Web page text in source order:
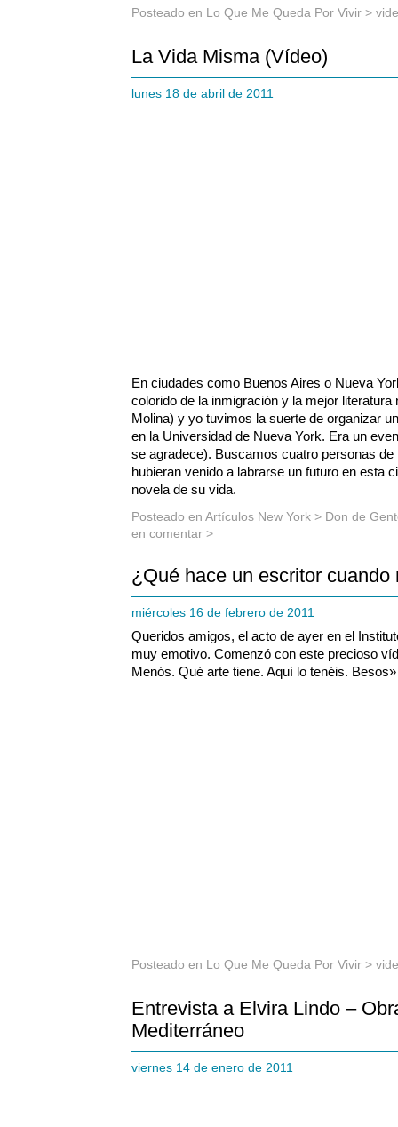
Posteado en Lo Que Me Queda Por Vivir >
La Vida Misma (Vídeo)
lunes 18 de abril de 2011
En ciudades como Buenos Aires o Nueva
colorido de la inmigración y la mejor literatura
Molina) y yo tuvimos la suerte de organizar
en la Universidad de Nueva York. Era un
se agradece). Buscamos cuatro personas
hubieran venido a labrarse un futuro en esta
novela de su vida.
Posteado en Artículos New York > Don de
en comentar >
¿Qué hace un escritor cuando
miércoles 16 de febrero de 2011
Queridos amigos, el acto de ayer en el
muy emotivo. Comenzó con este precioso
Menós. Qué arte tiene. Aquí lo tenéis. Besos»
Posteado en Lo Que Me Queda Por Vivir >
Entrevista a Elvira Lindo –
Mediterráneo
viernes 14 de enero de 2011